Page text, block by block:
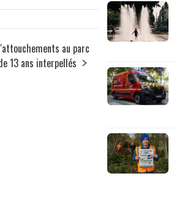
au parc
13 ans interpellés